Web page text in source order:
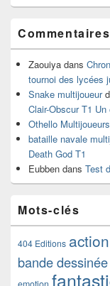
Zaouiya dans
tournoi des lycées
Snake multijoueur
Clair-Obscur T1
Othello Multijoueurs
bataille navale
Death God T1
Eubben dans Test
Mots-clés
404 Editions action
bande dessinée